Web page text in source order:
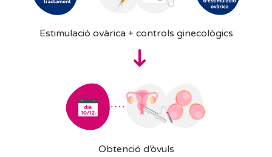
Estimulació ovàrica + controls ginecològics
Obtenció d’òvuls